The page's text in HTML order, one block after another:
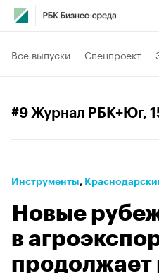
Все выпуски Спецпроект
#9 Журнал РБК+Юг,
Инструменты⁠,
Новые
в
продолжает